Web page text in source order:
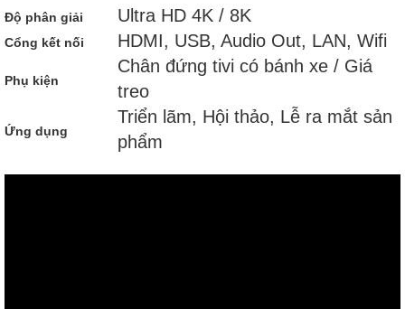
Độ phân giải Ultra HD 4K / 8K
Cổng kết nối HDMI, USB, Audio Out, LAN, Wifi
Phụ kiện
Chân đứng tivi có bánh xe / Giá
treo
Ứng dụng
Triển lãm, Hội thảo, Lễ ra mắt sản
phẩm